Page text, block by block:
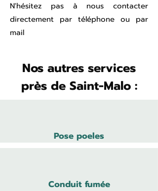
N'hésitez pas à nous contacter
directement par téléphone ou par
mail
Nos autres services
près de Saint-Malo :
Pose poeles
Conduit fumée